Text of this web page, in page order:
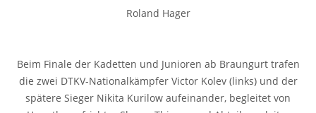
Roland Hager
Beim Finale der Kadetten und Junioren ab Braungurt trafen
die zwei DTKV-Nationalkämpfer Victor Kolev (links) und der
spätere Sieger Nikita Kurilow aufeinander, begleitet von